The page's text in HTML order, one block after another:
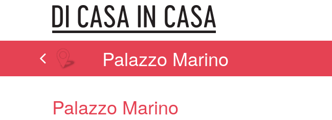
Palazzo Marino
Palazzo Marino